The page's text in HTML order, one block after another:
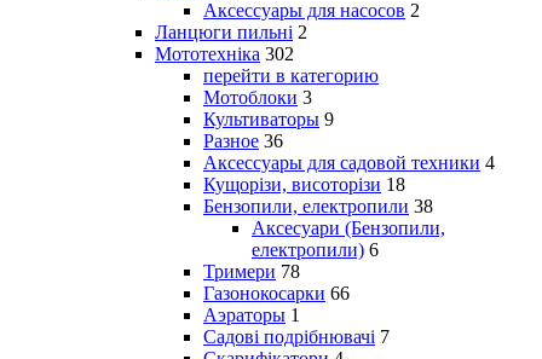
Аксессуары для насосов 2
Ланцюги пильні 2
Мототехніка 302
перейти в категорию
Мотоблоки 3
Культиваторы 9
Разное 36
Аксессуары для садовой техники 4
Кущорізи, висоторізи 18
Бензопили, електропили 38
Аксесуари (Бензопили,
електропили) 6
Тримери 78
Газонокосарки 66
Аэраторы 1
Садові подрібнювачі 7